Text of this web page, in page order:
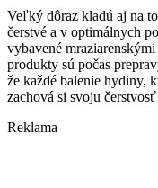
Veľký dôraz kladú aj na
čerstvé a v optimálnych
vybavené
produkty sú počas
že každé balenie hydiny,
zachová si svoju
Reklama